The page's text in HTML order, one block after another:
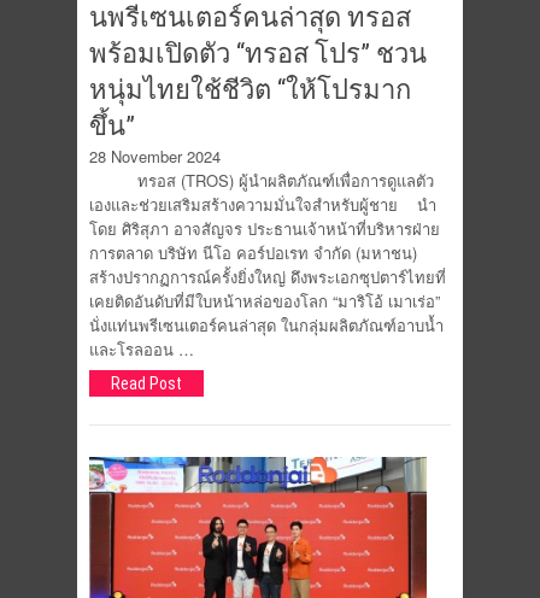
นพรีเซนเตอร์คนล่าสุด ทรอส
พร้อมเปิดตัว “ทรอส โปร” ชวน
หนุ่มไทยใช้ชีวิต “ให้โปรมาก
ขึ้น”
28 November 2024
ทรอส (TROS) ผู้นำผลิตภัณฑ์เพื่อการดูแลตัว
เองและช่วยเสริมสร้างความมั่นใจสำหรับผู้ชาย นำ
โดย ศิริสุภา อาจสัญจร ประธานเจ้าหน้าที่บริหารฝ่าย
การตลาด บริษัท นีโอ คอร์ปอเรท จำกัด (มหาชน)
สร้างปรากฏการณ์ครั้งยิ่งใหญ่ ดึงพระเอกซุปตาร์ไทยที่
เคยติดอันดับที่มีใบหน้าหล่อของโลก “มาริโอ้ เมาเร่อ”
นั่งแท่นพรีเซนเตอร์คนล่าสุด ในกลุ่มผลิตภัณฑ์อาบน้ำ
และโรลออน …
Read Post